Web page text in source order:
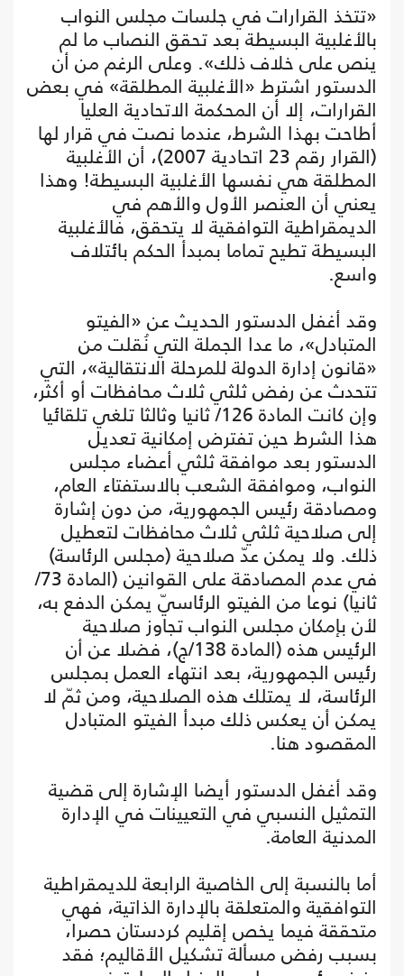
«تتخذ القرارات في جلسات مجلس النواب
بالأغلبية البسيطة بعد تحقق النصاب ما لم
ينص على خلاف ذلك». وعلى الرغم من أن
الدستور اشترط «الأغلبية المطلقة» في بعض
القرارات، إلا أن المحكمة الاتحادية العليا
أطاحت بهذا الشرط، عندما نصت في قرار لها
(القرار رقم 23 اتحادية 2007)، أن الأغلبية
المطلقة هي نفسها الأغلبية البسيطة! وهذا
يعني أن العنصر الأول والأهم في
الديمقراطية التوافقية لا يتحقق، فالأغلبية
البسيطة تطيح تماما بمبدأ الحكم بائتلاف
واسع.
وقد أغفل الدستور الحديث عن «الفيتو
المتبادل»، ما عدا الجملة التي نُقلت من
«قانون إدارة الدولة للمرحلة الانتقالية»، التي
تتحدث عن رفض ثلثي ثلاث محافظات أو أكثر،
وإن كانت المادة 126/ ثانيا وثالثا تلغي تلقائيا
هذا الشرط حين تفترض إمكانية تعديل
الدستور بعد موافقة ثلثي أعضاء مجلس
النواب، وموافقة الشعب بالاستفتاء العام،
ومصادقة رئيس الجمهورية، من دون إشارة
إلى صلاحية ثلثي ثلاث محافظات لتعطيل
ذلك. ولا يمكن عدّ صلاحية (مجلس الرئاسة)
في عدم المصادقة على القوانين (المادة 73/
ثانيا) نوعا من الفيتو الرئاسيّ يمكن الدفع به،
لأن بإمكان مجلس النواب تجاوز صلاحية
الرئيس هذه (المادة 138/ج)، فضلا عن أن
رئيس الجمهورية، بعد انتهاء العمل بمجلس
الرئاسة، لا يمتلك هذه الصلاحية، ومن ثمّ لا
يمكن أن يعكس ذلك مبدأ الفيتو المتبادل
المقصود هنا.
وقد أغفل الدستور أيضا الإشارة إلى قضية
التمثيل النسبي في التعيينات في الإدارة
المدنية العامة.
أما بالنسبة إلى الخاصية الرابعة للديمقراطية
التوافقية والمتعلقة بالإدارة الذاتية، فهي
متحققة فيما يخص إقليم كردستان حصرا،
بسبب رفض مسألة تشكيل الأقاليم؛ فقد